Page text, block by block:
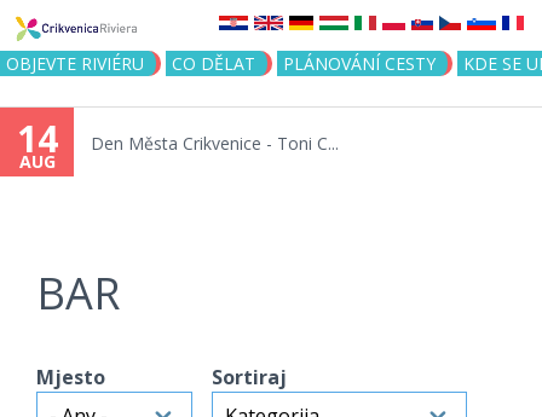
Jump to navigation
OBJEVTE RIVIÉRU CO DĚLAT PLÁNOVÁNÍ CESTY KDE SE
14
AUG
Den Města Crikvenice - Toni C...
BAR
Mjesto Sortiraj